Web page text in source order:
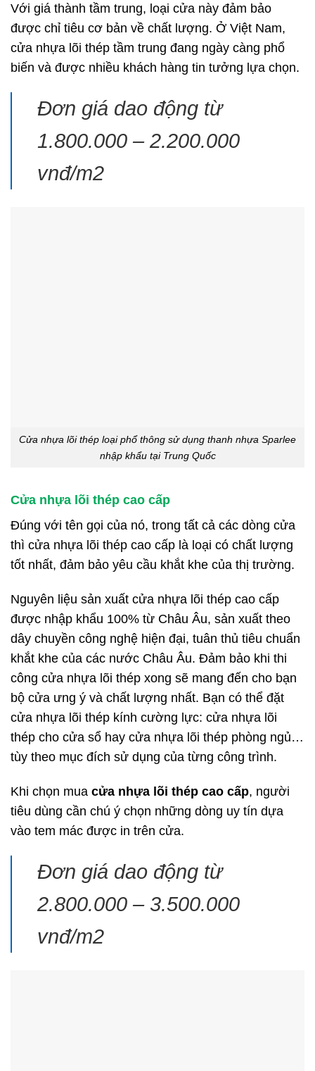
Với giá thành tầm trung, loại cửa này đảm bảo
được chỉ tiêu cơ bản về chất lượng. Ở Việt Nam,
cửa nhựa lõi thép tầm trung đang ngày càng phổ
biến và được nhiều khách hàng tin tưởng lựa chọn.
Đơn giá dao động từ
1.800.000 – 2.200.000
vnđ/m2
Cửa nhựa lõi thép loại phổ thông sử dụng thanh nhựa Sparlee
nhập khẩu tại Trung Quốc
Cửa nhựa lõi thép cao cấp
Đúng với tên gọi của nó, trong tất cả các dòng cửa
thì cửa nhựa lõi thép cao cấp là loại có chất lượng
tốt nhất, đảm bảo yêu cầu khắt khe của thị trường.
Nguyên liệu sản xuất cửa nhựa lõi thép cao cấp
được nhập khẩu 100% từ Châu Âu, sản xuất theo
dây chuyền công nghệ hiện đại, tuân thủ tiêu chuẩn
khắt khe của các nước Châu Âu. Đảm bảo khi thi
công cửa nhựa lõi thép xong sẽ mang đến cho bạn
bộ cửa ưng ý và chất lượng nhất. Bạn có thể đặt
cửa nhựa lõi thép kính cường lực: cửa nhựa lõi
thép cho cửa sổ hay cửa nhựa lõi thép phòng ngủ…
tùy theo mục đích sử dụng của từng công trình.
Khi chọn mua cửa nhựa lõi thép cao cấp, người
tiêu dùng cần chú ý chọn những dòng uy tín dựa
vào tem mác được in trên cửa.
Đơn giá dao động từ
2.800.000 – 3.500.000
vnđ/m2